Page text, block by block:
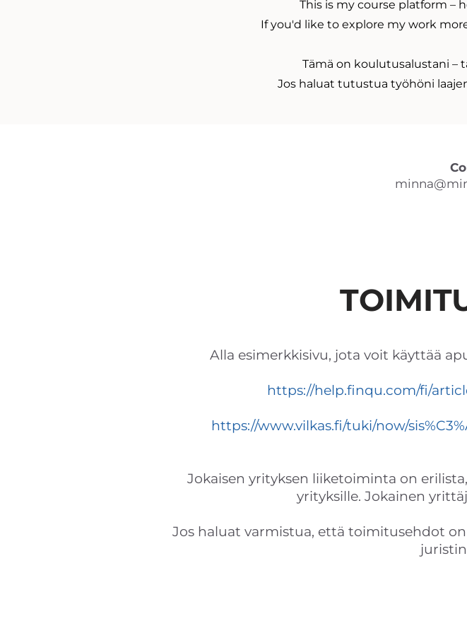
This is my course platform –
If you'd like to explore my work
Tämä on koulutusalustani –
Jos haluat tutustua työhöni
Alla esimerkkisivu, jota voit käyttää
https://help.finqu.com/fi/
https://www.vilkas.fi/tuki/now/
Jokaisen yrityksen liiketoiminta on
yrityksille. Jokainen
Jos haluat varmistua, että toimitusehdot